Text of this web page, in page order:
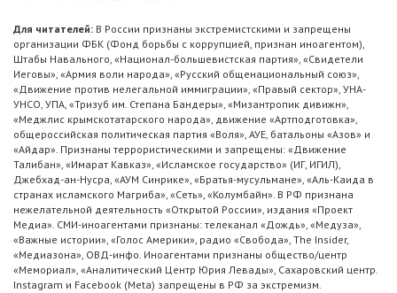
Для читателей: В России признаны экстремистскими и запрещены
организации ФБК (Фонд борьбы с коррупцией, признан иноагентом),
Штабы Навального, «Национал-большевистская партия», «Свидетели
Иеговы», «Армия воли народа», «Русский общенациональный союз»,
«Движение против нелегальной иммиграции», «Правый сектор», УНА-
УНСО, УПА, «Тризуб им. Степана Бандеры», «Мизантропик дивижн»,
«Меджлис крымскотатарского народа», движение «Артподготовка»,
общероссийская политическая партия «Воля», АУЕ, батальоны «Азов» и
«Айдар». Признаны террористическими и запрещены: «Движение
Талибан», «Имарат Кавказ», «Исламское государство» (ИГ, ИГИЛ),
Джебхад-ан-Нусра, «АУМ Синрике», «Братья-мусульмане», «Аль-Каида в
странах исламского Магриба», «Сеть», «Колумбайн». В РФ признана
нежелательной деятельность «Открытой России», издания «Проект
Медиа». СМИ-иноагентами признаны: телеканал «Дождь», «Медуза»,
«Важные истории», «Голос Америки», радио «Свобода», The Insider,
«Медиазона», ОВД-инфо. Иноагентами признаны общество/центр
«Мемориал», «Аналитический Центр Юрия Левады», Сахаровский центр.
Instagram и Facebook (Metа) запрещены в РФ за экстремизм.